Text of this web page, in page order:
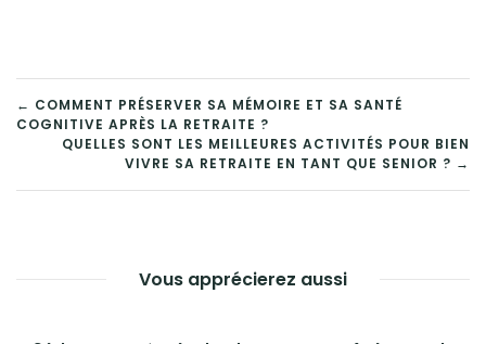
NAVIGATION
L’ARTICLE
← COMMENT PRÉSERVER SA MÉMOIRE ET SA SANTÉ
COGNITIVE APRÈS LA RETRAITE ?
QUELLES SONT LES MEILLEURES ACTIVITÉS POUR BIEN
VIVRE SA RETRAITE EN TANT QUE SENIOR ? →
Vous apprécierez aussi